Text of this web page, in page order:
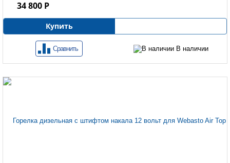
34 800 Р
Купить
Сравнить В наличии